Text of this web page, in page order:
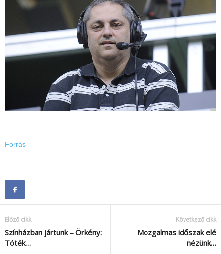
Forrás
Előző cikk
Színházban jártunk – Örkény:
Tóték…
Következő cikk
Mozgalmas időszak elé
nézünk…